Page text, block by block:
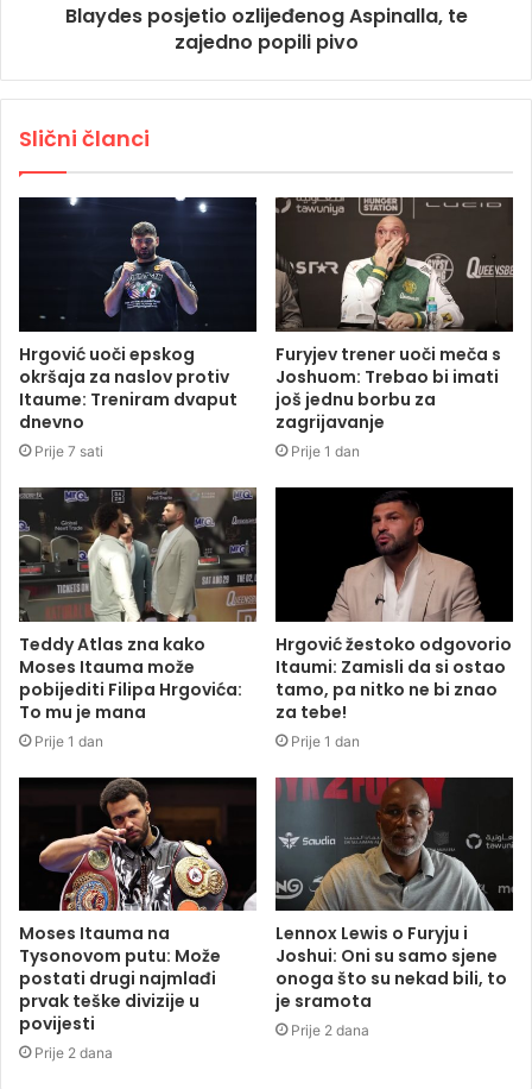
Blaydes posjetio ozlijeđenog Aspinalla, te
zajedno popili pivo
Slični članci
Hrgović uoči epskog
okršaja za naslov protiv
Itaume: Treniram dvaput
dnevno
Prije 7 sati
Furyjev trener uoči meča s
Joshuom: Trebao bi imati
još jednu borbu za
zagrijavanje
Prije 1 dan
Teddy Atlas zna kako
Moses Itauma može
pobijediti Filipa Hrgovića:
To mu je mana
Prije 1 dan
Hrgović žestoko odgovorio
Itaumi: Zamisli da si ostao
tamo, pa nitko ne bi znao
za tebe!
Prije 1 dan
Moses Itauma na
Tysonovom putu: Može
postati drugi najmlađi
prvak teške divizije u
povijesti
Prije 2 dana
Lennox Lewis o Furyju i
Joshui: Oni su samo sjene
onoga što su nekad bili, to
je sramota
Prije 2 dana